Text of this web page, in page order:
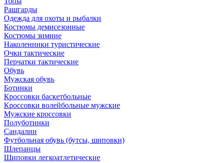
Рашгарды
Одежда для охоты и рыбалки
Костюмы демисезонные
Костюмы зимние
Наколенники туристические
Очки тактические
Перчатки тактические
Обувь
Мужская обувь
Ботинки
Кроссовки баскетбольные
Кроссовки волейбольные мужские
Мужские кроссовки
Полуботинки
Сандалии
Футбольная обувь (бутсы, шиповки)
Шлепанцы
Шиповки легкоатлетические